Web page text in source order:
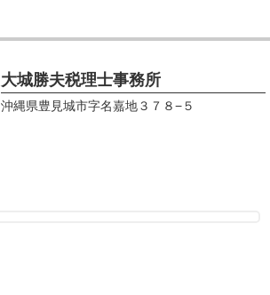
大城勝夫税理士事務所
沖縄県豊見城市字名嘉地３７８−５